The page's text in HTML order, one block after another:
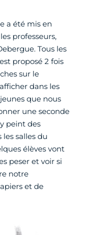
a été mis en
professeurs,
Tous les
proposé 2 fois
sur le
dans les
que nous
une seconde
peint des
salles du
élèves vont
peser et voir si
notre
et de